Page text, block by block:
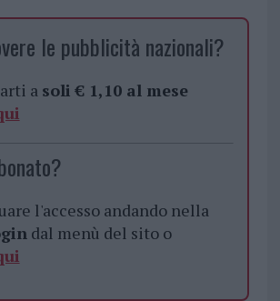
le pubblicità nazionali?
a soli € 1,10 al mese
l'accesso andando nella
dal menù del sito o